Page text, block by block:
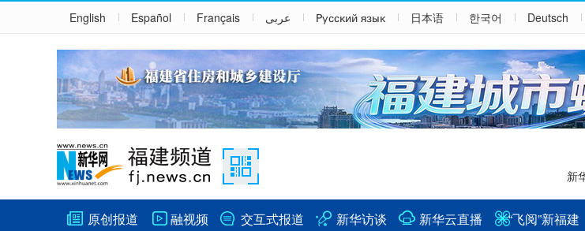
English Español Français عربى Русский язык 日本语 한국어 Deutsch
新
原创报道 融视频 交互式报道 新华访谈 新华云直播 “飞阅”新福建